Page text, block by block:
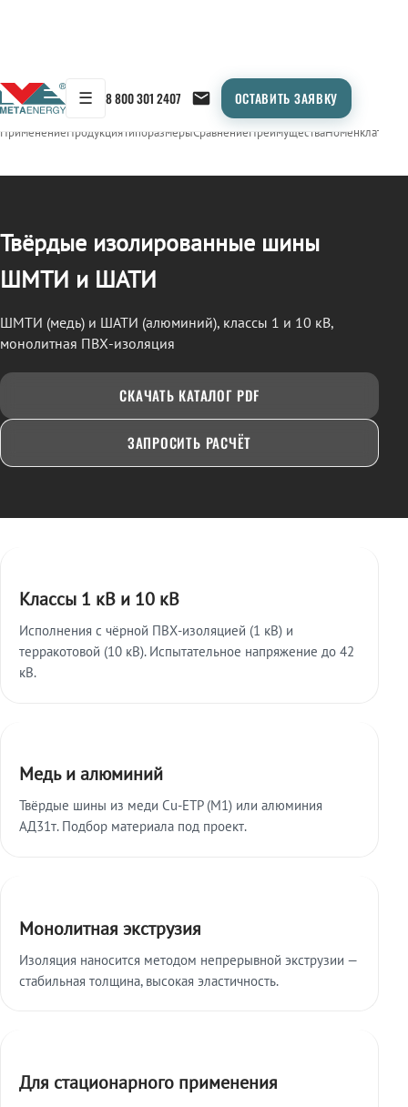
☰ 8 800 301 2407 ОСТАВИТЬ ЗАЯВКУ
← Продукция/СТП (ШМТИ / ШАТИ)
ПрименениеПродукцияТипоразмерыСравнениеПреимуществаНоменклатура
Твёрдые изолированные шины
ШМТИ и ШАТИ
ШМТИ (медь) и ШАТИ (алюминий), классы 1 и 10 кВ,
монолитная ПВХ-изоляция
СКАЧАТЬ КАТАЛОГ PDF
ЗАПРОСИТЬ РАСЧЁТ
Классы 1 кВ и 10 кВ
Исполнения с чёрной ПВХ-изоляцией (1 кВ) и
терракотовой (10 кВ). Испытательное напряжение до 42
кВ.
Медь и алюминий
Твёрдые шины из меди Cu-ETP (M1) или алюминия
АД31т. Подбор материала под проект.
Монолитная экструзия
Изоляция наносится методом непрерывной экструзии —
стабильная толщина, высокая эластичность.
Для стационарного применения